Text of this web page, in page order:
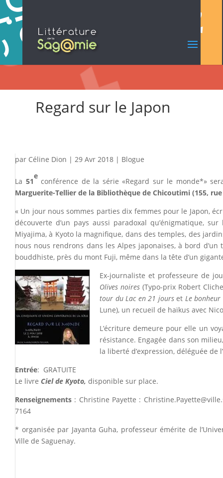
Regard sur le Japon
par Céline Dion | 29 Avr 2018 | Blogue
La 51
e
conférence de la série «Regard sur le monde*»
Marguerite-Tellier de la Bibliothèque de Chicoutimi (155,
« Un jour nous sommes parties dix femmes pour le Japon,
découverte d’un pays aussi paradoxal qu’énigmatique,
Miyajima, à Kyoto la magnifique, dans des temples, des
nous nous rendrons dans les Alpes japonaises, à bord
bouddhiste, près du mont Fuji, même dans la tête d’un
Ex-journaliste et professeure de
Olives noires(Typo-prix Robert
tour du Lac en 21 jourset Le
Lune), un recueil de haïkus avec
L’écriture demeure pour elle un
résistance. Engagée dans son
la liberté d’expression, déléguée de
Entrée: GRATUITE
Le livre Ciel de Kyoto, disponible sur place.
Renseignements : Christine Payette :
7164
* organisée par Jayanta Guha, professeur émérite de
Ville de Saguenay.